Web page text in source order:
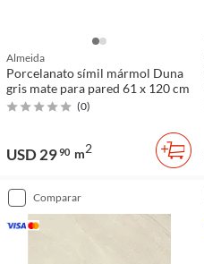
Almeida
Porcelanato símil mármol Duna
gris mate para pared 61 x 120 cm
(0)
USD 2990 m2
comparar